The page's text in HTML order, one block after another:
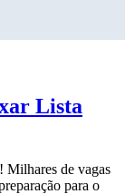
Lista
Milhares de vagas
para o